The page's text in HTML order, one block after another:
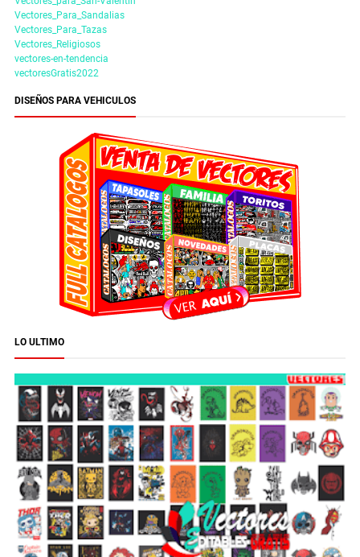
Vectores_Para_Sandalias
Vectores_Para_Tazas
Vectores_Religiosos
vectores-en-tendencia
vectoresGratis2022
DISEÑOS PARA VEHICULOS
LO ULTIMO